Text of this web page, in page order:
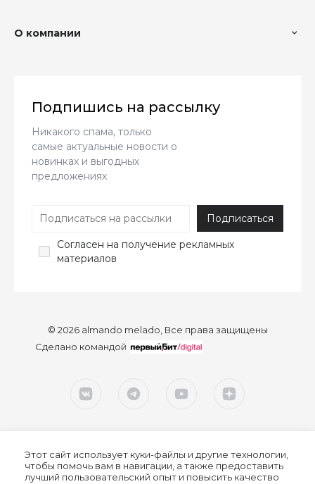
О компании
Подпишись на рассылку
Никакого спама, только
самые актуальные новости о
новинках и выгодных
предложениях
Согласен на получение рекламных
материалов
© 2026 almando melado, Все права защищены
Сделано командой
Этот сайт использует куки-файлы и другие технологии,
чтобы помочь вам в навигации, а также предоставить
лучший пользовательский опыт и повысить качество